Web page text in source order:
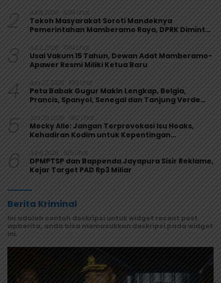
2 Juli 6, 2026 1234 Lihat
Tokoh Masyarakat Soroti Mandeknya
Pemerintahan Mamberamo Raya, DPRK Diminta
3 Juli 2, 2026 1064 Lihat
Usai Vakum 15 Tahun, Dewan Adat Mamberamo-
Apawer Resmi Miliki Ketua Baru
4 Juni 27, 2026 1013 Lihat
Peta Babak Gugur Makin Lengkap, Belgia,
Prancis, Spanyol, Senegal dan Tanjung Verde
5 Juni 29, 2026 982 Lihat
Mecky Alle: Jangan Terprovokasi Isu Hoaks,
Kehadiran Kodim untuk Kepentingan
6 Juli 8, 2026 925 Lihat
DPMPTSP dan Bappenda Jayapura Sisir Reklame,
Kejar Target PAD Rp3 Miliar
Berita Kriminal
Ini adalah contoh deskripsi untuk widget recent post
wpberita, anda bisa memasukkan deskripsi pada widget
ini.